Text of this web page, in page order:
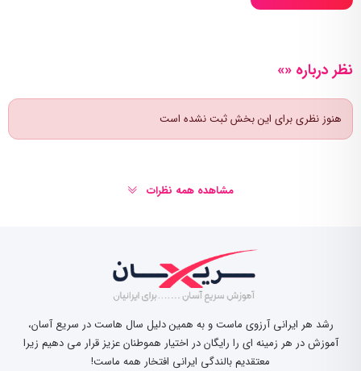
نظر درباره «»
هنوز نظری برای این بخش ثبت نشده است
مشاهده همه نظرات
رشد هر ایرانی آرزوی ماست و به همین دلیل سال هاست در سریع آسان،
آموزش در هر زمینه ای را رایگان در اختیار هموطنان عزیز قرار می دهیم زیرا
معتقدیم بالندگی ایرانی افتخار همه ماست!